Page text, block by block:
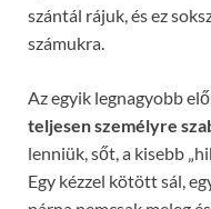
szántál rájuk, és ez
számukra.
Az egyik legnagyobb
teljesen személyre
lenniük, sőt, a kisebb
Egy kézzel kötött sál,